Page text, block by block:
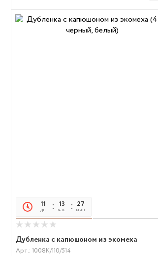
11
дн
13
час
27
мин
Дубленка с капюшоном из экомеха
Арт.: 1008К/110/514